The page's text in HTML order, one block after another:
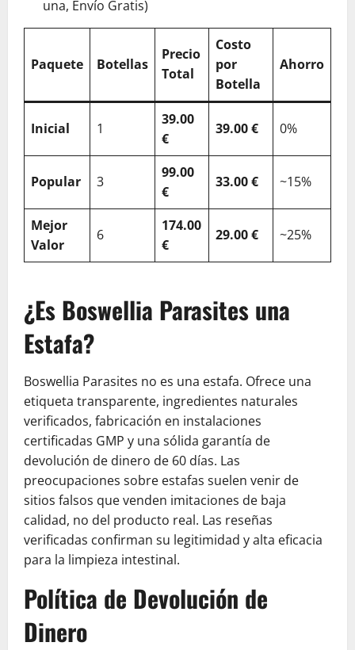
una, Envío Gratis)
Paquete Botellas
Precio
Total
Costo
por
Botella
Ahorro
Inicial 1
39.00
€
39.00 € 0%
Popular 3
99.00
€
33.00 € ~15%
Mejor
Valor
6
174.00
€
29.00 € ~25%
¿Es Boswellia Parasites una
Estafa?
Boswellia Parasites no es una estafa. Ofrece una
etiqueta transparente, ingredientes naturales
verificados, fabricación en instalaciones
certificadas GMP y una sólida garantía de
devolución de dinero de 60 días. Las
preocupaciones sobre estafas suelen venir de
sitios falsos que venden imitaciones de baja
calidad, no del producto real. Las reseñas
verificadas confirman su legitimidad y alta eficacia
para la limpieza intestinal.
Política de Devolución de
Dinero